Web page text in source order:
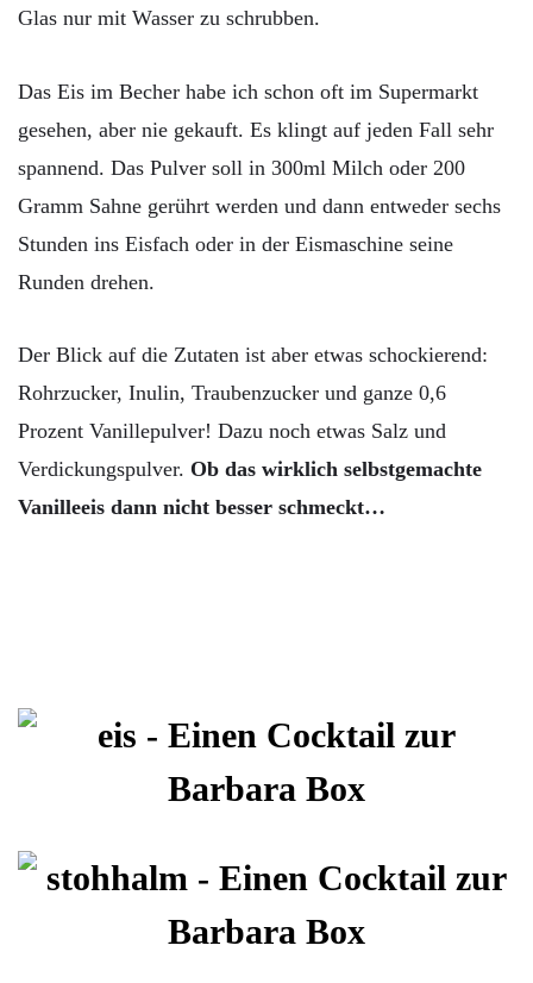
Glas nur mit Wasser zu schrubben.
Das Eis im Becher habe ich schon oft im Supermarkt
gesehen, aber nie gekauft. Es klingt auf jeden Fall sehr
spannend. Das Pulver soll in 300ml Milch oder 200
Gramm Sahne gerührt werden und dann entweder sechs
Stunden ins Eisfach oder in der Eismaschine seine
Runden drehen.
Der Blick auf die Zutaten ist aber etwas schockierend:
Rohrzucker, Inulin, Traubenzucker und ganze 0,6
Prozent Vanillepulver! Dazu noch etwas Salz und
Verdickungspulver. Ob das wirklich selbstgemachte
Vanilleeis dann nicht besser schmeckt…